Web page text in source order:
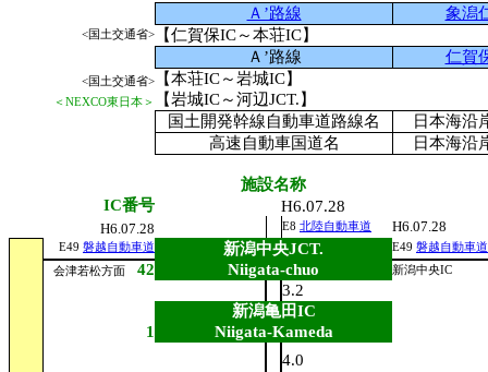
Ａ’路線
象潟
<国土交通省>
【仁賀保IC～本荘IC】
Ａ’路線
仁賀
<国土交通省> 【本荘IC～岩城IC】
＜NEXCO東日本＞
【岩城IC～河辺JCT.】
国土開発幹線自動車道路線名
日本海沿
高速自動車国道名
日本海沿
施設名称
IC番号
H6.07.28
H6.07.28 E8 北陸自動車道 H6.07.28
E49 磐越自動車道 新潟中央JCT. E49 磐越自動車道
会津若松方面 42 Niigata-chuo 新潟中央IC
3.2
新潟亀田IC
1
Niigata-Kameda
4.0